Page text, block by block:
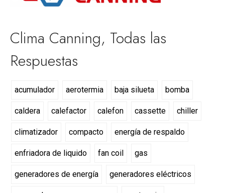
Clima Canning, Todas las
Respuestas
acumulador aerotermia baja silueta bomba
caldera calefactor calefon cassette chiller
climatizador compacto energía de respaldo
enfriadora de liquido fan coil gas
generadores de energía generadores eléctricos